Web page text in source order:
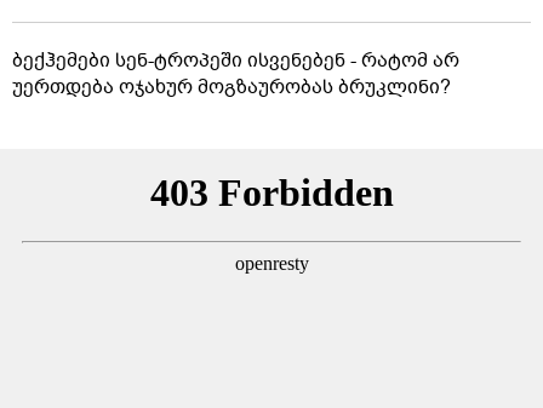
ბექჰემები სენ-ტროპეში ისვენებენ - რატომ არ
უერთდება ოჯახურ მოგზაურობას ბრუკლინი?